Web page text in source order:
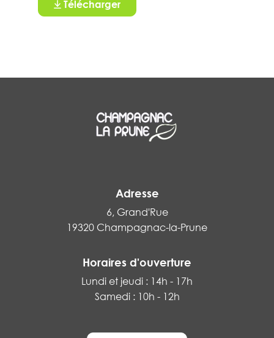
Télécharger
Adresse
6, Grand'Rue
19320 Champagnac-la-Prune
Horaires d'ouverture
Lundi et jeudi : 14h - 17h
Samedi : 10h - 12h